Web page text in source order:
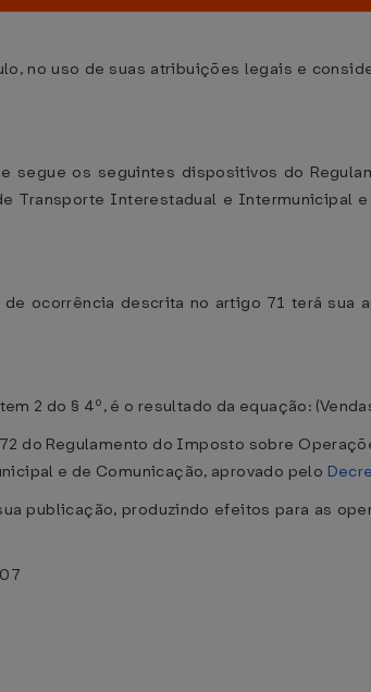
no uso de suas atribuições legais e
segue os seguintes dispositivos do
Transporte Interestadual e Intermunicipal
ocorrência descrita no artigo 71 terá sua
2 do § 4º, é o resultado da equação:
do Regulamento do Imposto sobre
e de Comunicação, aprovado pelo
publicação, produzindo efeitos para as